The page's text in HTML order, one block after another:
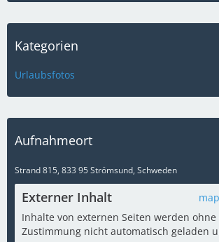
Kategorien
Urlaubsfotos
Aufnahmeort
Strand 815, 833 95 Strömsund, Schweden
Externer Inhalt
Inhalte von externen Seiten werden ohne
Zustimmung nicht automatisch geladen